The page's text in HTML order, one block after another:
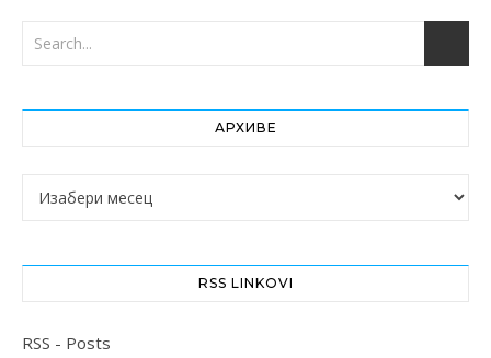
АРХИВЕ
Архиве
RSS LINKOVI
RSS - Posts